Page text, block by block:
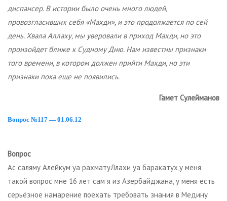
диспансер. В истории было очень много людей,
провозгласивших себя «Махди», и это продолжается по сей
день. Хвала Аллаху, мы уверовали в приход Махди, но это
произойдет ближе к Судному Дню. Нам известны признаки
того времени, в котором должен прийти Махди, но эти
признаки пока еще не появились.
Гамет Сулейманов
Вопрос №117 — 01.06.12
Вопрос
Ас саляму Алейкум уа рахматуЛлахи уа баракатух,у меня
такой вопрос мне 16 лет сам я из Азербайджана, у меня есть
серьёзное намарение поехать требовать знания в Медину